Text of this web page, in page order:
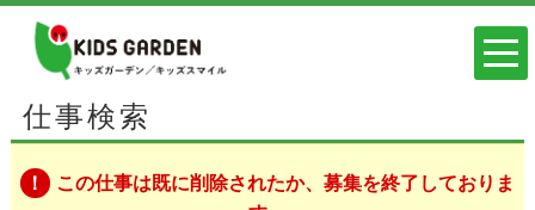
仕事検索
この仕事は既に削除されたか、募集を終了しておりま